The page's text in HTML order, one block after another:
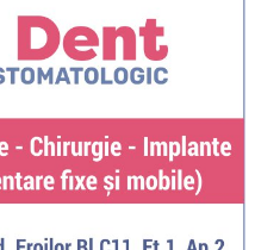
search
panel.